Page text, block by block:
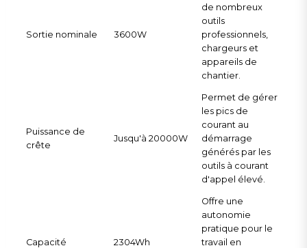
Sortie nominale 3600W
de nombreux
outils
professionnels,
chargeurs et
appareils de
chantier.
Puissance de
crête
Jusqu'à 20000W
Permet de gérer
les pics de
courant au
démarrage
générés par les
outils à courant
d'appel élevé.
Capacité 2304Wh
Offre une
autonomie
pratique pour le
travail en